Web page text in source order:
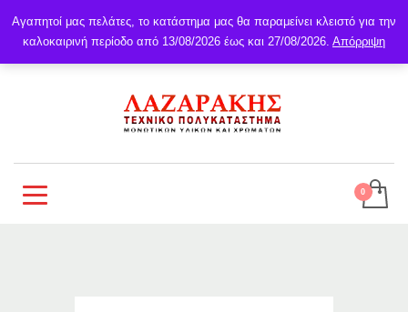
Αγαπητοί μας πελάτες, το κατάστημα μας θα παραμείνει κλειστό για την
καλοκαιρινή περίοδο από 13/08/2026 έως και 27/08/2026. Απόρριψη